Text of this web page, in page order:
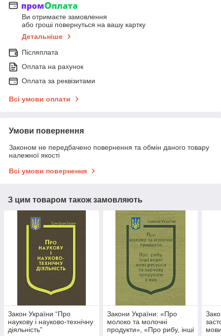
Ви отримаєте замовлення
або гроші повернуться на вашу картку
Детальніше
Післяплата
Оплата на рахунок
Оплата за реквізитами
Всі умови оплати
Умови повернення
Законом не передбачено повернення та обмін даного товару
належної якості
Всі умови повернення
З цим товаром також замовляють
Закон України “Про
наукову і науково-технічну
діяльність”
Закони України: «Про
молоко та молочні
продукти», «Про рибу, інші